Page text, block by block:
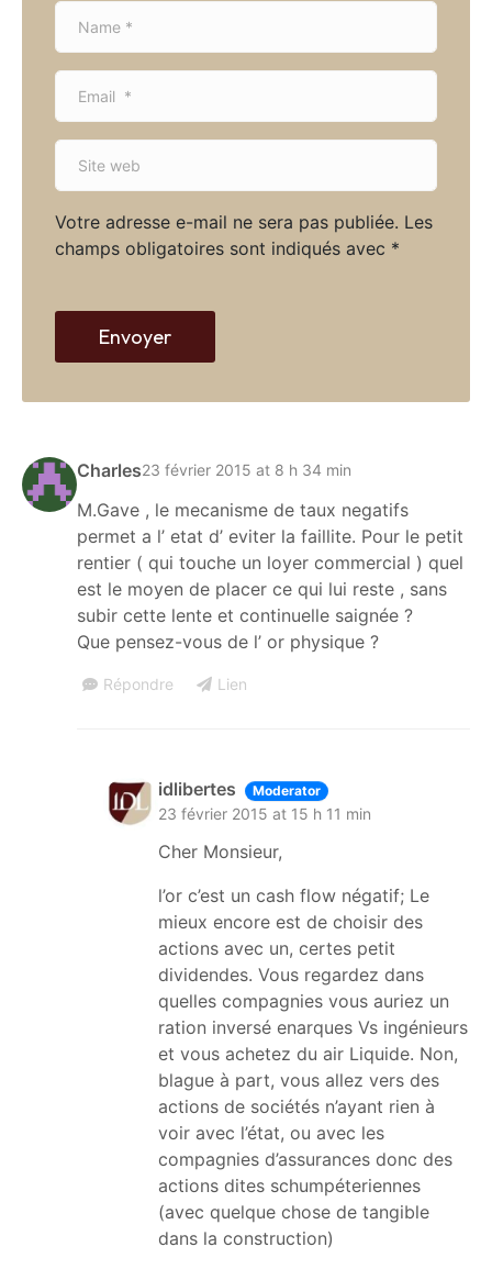
Charles23 février 2015 at 8 h 34 min
M.Gave , le mecanisme de taux negatifs
permet a l’ etat d’ eviter la faillite. Pour le petit
rentier ( qui touche un loyer commercial ) quel
est le moyen de placer ce qui lui reste , sans
subir cette lente et continuelle saignée ?
Que pensez-vous de l’ or physique ?
Répondre Lien
idlibertes Moderator
23 février 2015 at 15 h 11 min
Cher Monsieur,
l’or c’est un cash flow négatif; Le
mieux encore est de choisir des
actions avec un, certes petit
dividendes. Vous regardez dans
quelles compagnies vous auriez un
ration inversé enarques Vs ingénieurs
et vous achetez du air Liquide. Non,
blague à part, vous allez vers des
actions de sociétés n’ayant rien à
voir avec l’état, ou avec les
compagnies d’assurances donc des
actions dites schumpéteriennes
(avec quelque chose de tangible
dans la construction)
Votre adresse e-mail ne sera pas publiée. Les
champs obligatoires sont indiqués avec *
N
m
*
E
a
l
*
S
e
w
b
Envoyer